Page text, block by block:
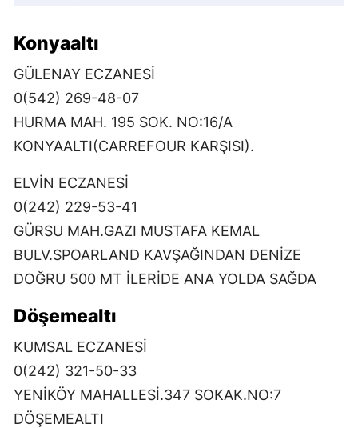
Konyaaltı
GÜLENAY ECZANESİ
0(542) 269-48-07
HURMA MAH. 195 SOK. NO:16/A
KONYAALTI(CARREFOUR KARŞISI).
ELVİN ECZANESİ
0(242) 229-53-41
GÜRSU MAH.GAZI MUSTAFA KEMAL
BULV.SPOARLAND KAVŞAĞINDAN DENİZE
DOĞRU 500 MT İLERİDE ANA YOLDA SAĞDA
Döşemealtı
KUMSAL ECZANESİ
0(242) 321-50-33
YENİKÖY MAHALLESİ.347 SOKAK.NO:7
DÖŞEMEALTI